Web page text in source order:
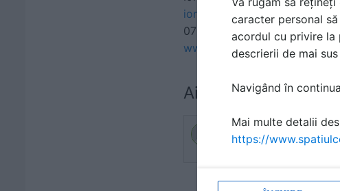
ionela.truica@jetrun.ro
0729600790
www.jetrun.ro
Ai o întrebare
caracter personal
acordul cu privire la
descrierii de mai
Navigând în
Mai multe detalii
https://